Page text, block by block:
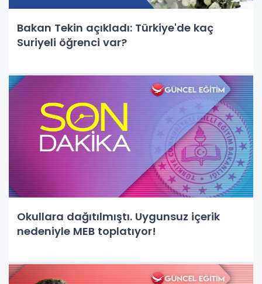
Bakan Tekin açıkladı: Türkiye'de kaç
Suriyeli öğrenci var?
Okullara dağıtılmıştı. Uygunsuz içerik
nedeniyle MEB toplatıyor!